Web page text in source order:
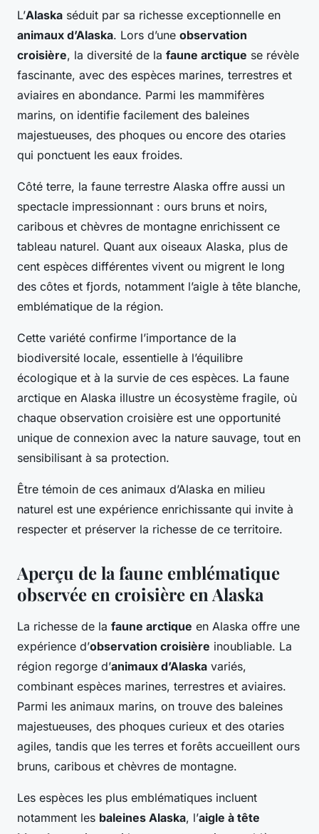
L’Alaska séduit par sa richesse exceptionnelle en
animaux d’Alaska. Lors d’une observation
croisière, la diversité de la faune arctique se révèle
fascinante, avec des espèces marines, terrestres et
aviaires en abondance. Parmi les mammifères
marins, on identifie facilement des baleines
majestueuses, des phoques ou encore des otaries
qui ponctuent les eaux froides.
Côté terre, la faune terrestre Alaska offre aussi un
spectacle impressionnant : ours bruns et noirs,
caribous et chèvres de montagne enrichissent ce
tableau naturel. Quant aux oiseaux Alaska, plus de
cent espèces différentes vivent ou migrent le long
des côtes et fjords, notamment l’aigle à tête blanche,
emblématique de la région.
Cette variété confirme l’importance de la
biodiversité locale, essentielle à l’équilibre
écologique et à la survie de ces espèces. La faune
arctique en Alaska illustre un écosystème fragile, où
chaque observation croisière est une opportunité
unique de connexion avec la nature sauvage, tout en
sensibilisant à sa protection.
Être témoin de ces animaux d’Alaska en milieu
naturel est une expérience enrichissante qui invite à
respecter et préserver la richesse de ce territoire.
Aperçu de la faune emblématique
observée en croisière en Alaska
La richesse de la faune arctique en Alaska offre une
expérience d’observation croisière inoubliable. La
région regorge d’animaux d’Alaska variés,
combinant espèces marines, terrestres et aviaires.
Parmi les animaux marins, on trouve des baleines
majestueuses, des phoques curieux et des otaries
agiles, tandis que les terres et forêts accueillent ours
bruns, caribous et chèvres de montagne.
Les espèces les plus emblématiques incluent
notamment les baleines Alaska, l’aigle à tête